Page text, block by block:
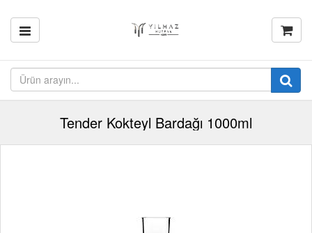
Tender Kokteyl Bardağı 1000ml